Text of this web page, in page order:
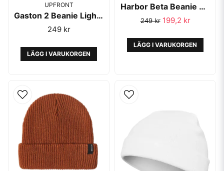
UPFRONT
Gaston 2 Beanie Light Grey Melange - Upfront
249 kr
LÄGG I VARUKORGEN
Harbor Beta Beanie Off White - Brixton
249 kr 199,2 kr
LÄGG I VARUKORGEN